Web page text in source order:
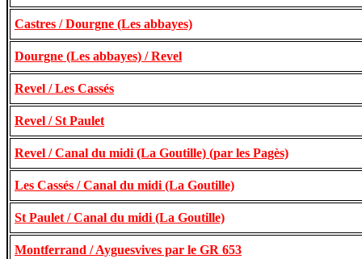
Castres / Dourgne (Les abbayes)
Dourgne (Les abbayes) / Revel
Revel / Les Cassés
Revel / St Paulet
Revel / Canal du midi (La Goutille) (par les Pagès)
Les Cassés / Canal du midi (La Goutille)
St Paulet / Canal du midi (La Goutille)
Montferrand / Ayguesvives par le GR 653